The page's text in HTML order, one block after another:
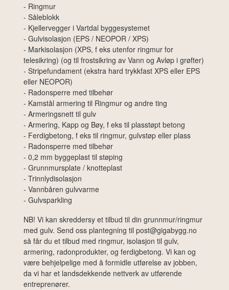
- Ringmur
- Såleblokk
- Kjellervegger i Vartdal byggesystemet
- Gulvisolasjon (EPS / NEOPOR / XPS)
- Markisolasjon (XPS, f eks utenfor ringmur for
telesikring) (og til frostsikring av Vann og Avløp i grøfter)
- Stripefundament (ekstra hard trykkfast XPS eller EPS
eller NEOPOR)
- Radonsperre med tilbehør
- Kamstål armering til Ringmur og andre ting
- Armeringsnett til gulv
- Armering, Kapp og Bøy, f eks til plasstøpt betong
- Ferdigbetong, f eks til ringmur, gulvstøp eller plass
- Radonsperre med tilbehør
- 0,2 mm byggeplast til støping
- Grunnmursplate / knotteplast
- Trinnlydisolasjon
- Vannbåren gulvvarme
- Gulvsparkling
NB! Vi kan skreddersy et tilbud til din grunnmur/ringmur
med gulv. Send oss plantegning til post@gigabygg.no
så får du et tilbud med ringmur, isolasjon til gulv,
armering, radonprodukter, og ferdigbetong. Vi kan og
være behjelpelige med å formidle utførelse av jobben,
da vi har et landsdekkende nettverk av utførende
entreprenører.